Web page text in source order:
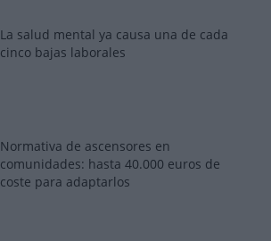
La salud mental ya causa una de cada
cinco bajas laborales
Normativa de ascensores en
comunidades: hasta 40.000 euros de
coste para adaptarlos